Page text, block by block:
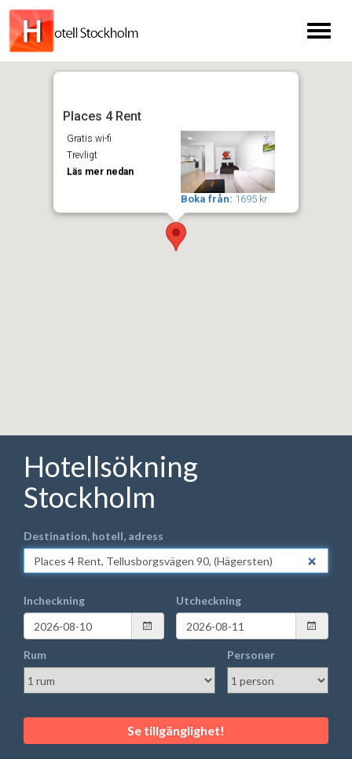
Toggle
Places 4 Rent
Gratis wi-fi
Trevligt
Läs mer nedan
Boka från: 1695 kr
Hotellsökning
Stockholm
Destination, hotell, adress
Incheckning Utcheckning
Rum Personer
Se tillgänglighet!